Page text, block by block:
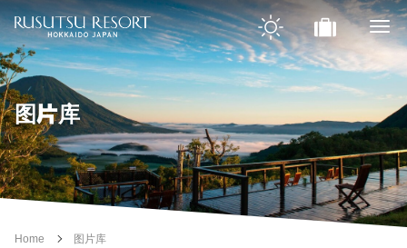
图片库
Home 图片库